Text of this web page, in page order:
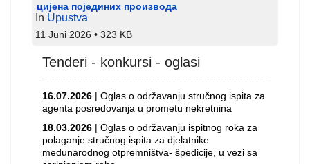
цијена појединих производа
In Upustva
11 Juni 2026 323 KB
Tenderi - konkursi - oglasi
16.07.2026 | Oglas o održavanju stručnog ispita za
agenta posredovanja u prometu nekretnina
18.03.2026 | Oglas o održavanju ispitnog roka za
polaganje stručnog ispita za djelatnike
međunarodnog otpremništva- špedicije, u vezi sa